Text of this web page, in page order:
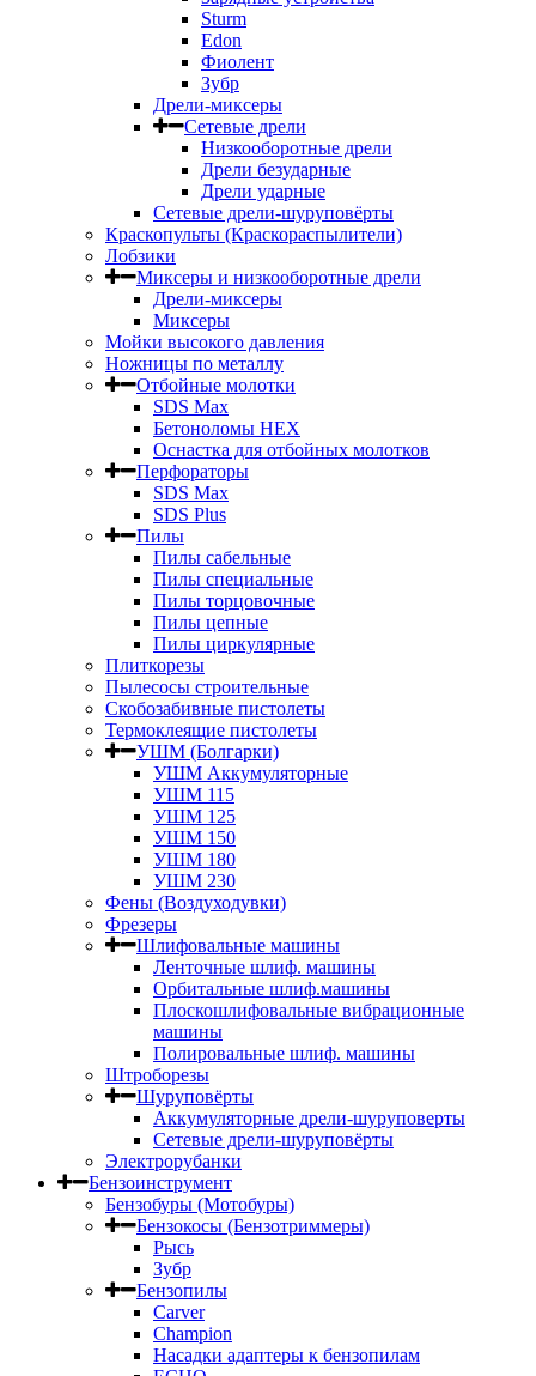
Sturm
Edon
Фиолент
Зубр
Дрели-миксеры
Сетевые дрели
Низкооборотные дрели
Дрели безударные
Дрели ударные
Сетевые дрели-шуруповёрты
Краскопульты (Краскораспылители)
Лобзики
Миксеры и низкооборотные дрели
Дрели-миксеры
Миксеры
Мойки высокого давления
Ножницы по металлу
Отбойные молотки
SDS Max
Бетоноломы HEX
Оснастка для отбойных молотков
Перфораторы
SDS Max
SDS Plus
Пилы
Пилы сабельные
Пилы специальные
Пилы торцовочные
Пилы цепные
Пилы циркулярные
Плиткорезы
Пылесосы строительные
Скобозабивные пистолеты
Термоклеящие пистолеты
УШМ (Болгарки)
УШМ Аккумуляторные
УШМ 115
УШМ 125
УШМ 150
УШМ 180
УШМ 230
Фены (Воздуходувки)
Фрезеры
Шлифовальные машины
Ленточные шлиф. машины
Орбитальные шлиф.машины
Плоскошлифовальные вибрационные
машины
Полировальные шлиф. машины
Штроборезы
Шуруповёрты
Аккумуляторные дрели-шуруповерты
Сетевые дрели-шуруповёрты
Электрорубанки
Бензоинструмент
Бензобуры (Мотобуры)
Бензокосы (Бензотриммеры)
Рысь
Зубр
Бензопилы
Carver
Champion
Насадки адаптеры к бензопилам